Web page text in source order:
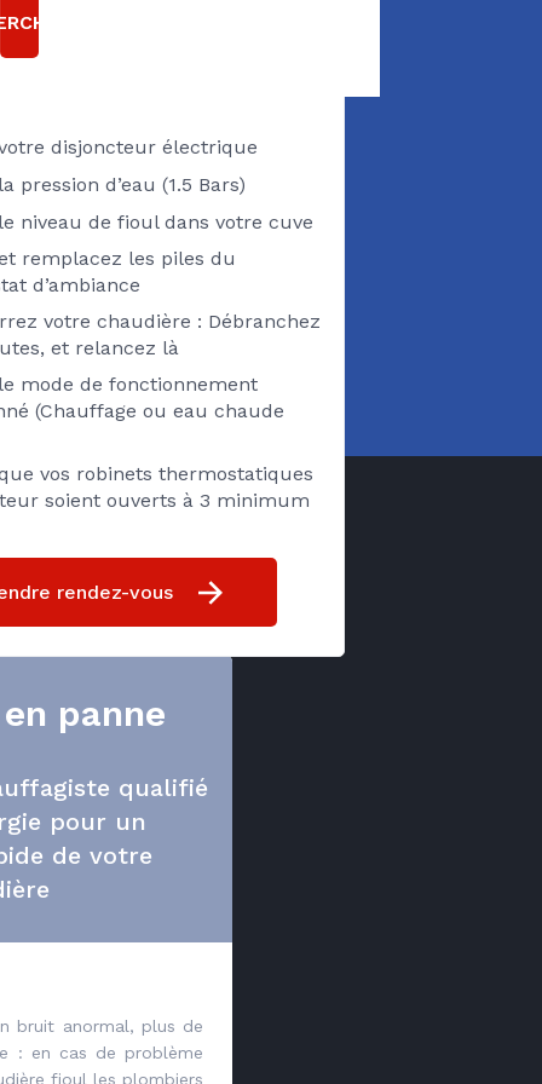
Pensez à vérifier
disjoncteur électrique
pression d’eau (1.5 Bars)
niveau de fioul dans votre cuve
remplacez les piles du
d’ambiance
votre chaudière : Débranchez
et relancez là
mode de fonctionnement
(Chauffage ou eau chaude
vos robinets thermostatiques
soient ouverts à 3 minimum
rendez-vous
panne
qualifié
pour un
de votre
bruit anormal, plus de
: en cas de problème
fioul les plombiers